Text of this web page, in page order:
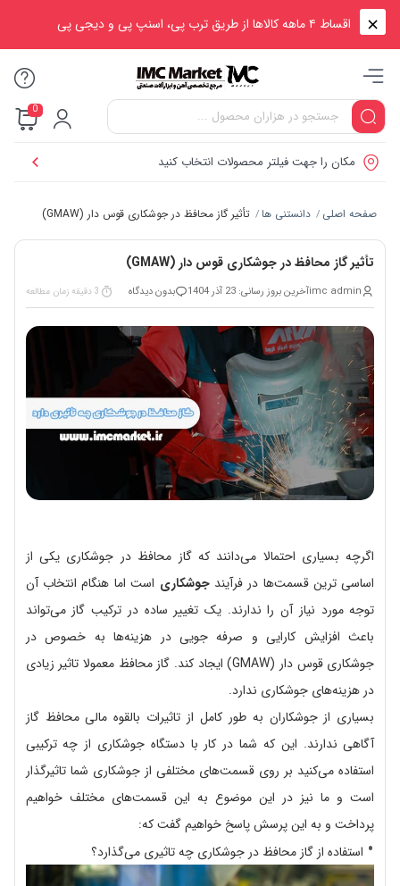
اقساط ۴ ماهه کالاها از طریق ترب پی، اسنپ پی و دیجی پی
0
مکان را جهت فیلتر محصولات انتخاب کنید
صفحه اصلی / دانستنی ها/ تأثیر گاز محافظ در جوشکاری قوس دار (GMAW)
تأثیر گاز محافظ در جوشکاری قوس دار (GMAW)
imc adminآخرین بروز رسانی: 23 آذر 1404 بدون دیدگاه 3 دقیقه زمان مطالعه
اگرچه بسیاری احتمالا می‌دانند که گاز محافظ در جوشکاری یکی از
اساسی ترین قسمت‌ها در فرآیند جوشکاری است اما هنگام انتخاب آن
توجه مورد نیاز آن را ندارند. یک تغییر ساده در ترکیب گاز می‌تواند
باعث افزایش کارایی و صرفه جویی در هزینه‌ها به خصوص در
جوشکاری قوس دار (GMAW) ایجاد کند. گاز محافظ معمولا تاثیر زیادی
در هزینه‌های جوشکاری ندارد.
بسیاری از جوشکاران به طور کامل از تاثیرات بالقوه مالی محافظ گاز
آگاهی ندارند. این که شما در کار با دستگاه جوشکاری از چه ترکیبی
استفاده می‌کنید بر روی قسمت‌های مختلفی از جوشکاری شما تاثیرگذار
است و ما نیز در این موضوع به این قسمت‌های مختلف خواهیم
پرداخت و به این پرسش پاسخ خواهیم گفت که:
استفاده از گاز محافظ در جوشکاری چه تاثیری می‌گذارد؟